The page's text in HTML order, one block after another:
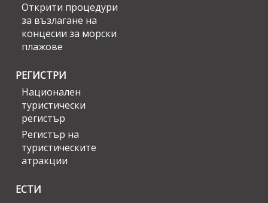
Открити процедури
за възлагане на
концесии за морски
плажове
РЕГИСТРИ
Национален
туристически
регистър
Регистър на
туристическите
атракции
ЕСТИ